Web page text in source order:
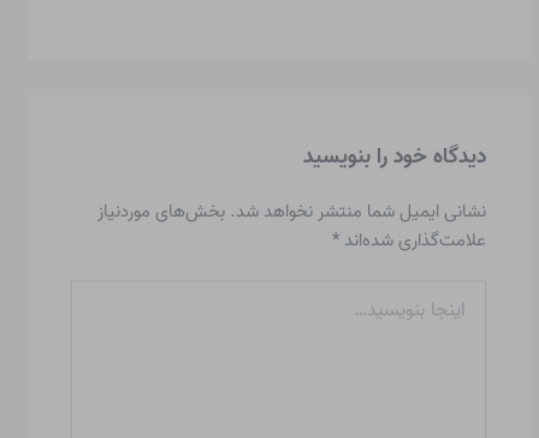
دیدگاه‌ خود را بنویسید
نشانی ایمیل شما منتشر نخواهد شد. بخش‌های موردنیاز
علامت‌گذاری شده‌اند*
بنویسید…